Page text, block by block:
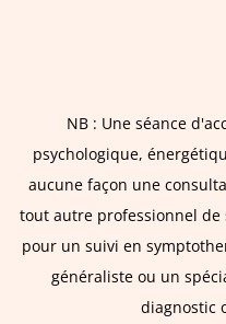
NB : Une séance
psychologique,
aucune façon une
tout autre professionnel de
pour un suivi en
généraliste ou un
diagnostic